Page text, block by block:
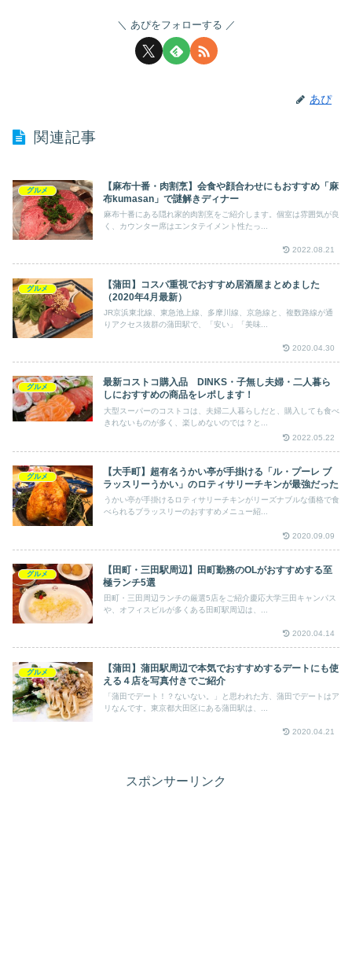
あぴをフォローする
あぴ
関連記事
グルメ
【麻布十番・肉割烹】会食や顔合わせにもおすすめ「麻
布kumasan」で謎解きディナー
麻布十番にある隠れ家的肉割烹をご紹介します。個室は雰囲気が良
く、カウンター席はエンタテイメント性たっ...
2022.08.21
グルメ
【蒲田】コスパ重視でおすすめ居酒屋まとめました
（2020年4月最新）
JR京浜東北線、東急池上線、多摩川線、京急線と、複数路線が通
りアクセス抜群の蒲田駅で、「安い」「美味...
2020.04.30
グルメ
最新コストコ購入品 DINKS・子無し夫婦・二人暮ら
しにおすすめの商品をレポします！
大型スーパーのコストコは、夫婦二人暮らしだと、購入しても食べ
きれないものが多く、楽しめないのでは？と...
2022.05.22
グルメ
【大手町】超有名うかい亭が手掛ける「ル・プーレ ブ
ラッスリーうかい」のロティサリーチキンが最強だった
うかい亭が手掛けるロティサリーチキンがリーズナブルな価格で食
べられるブラッスリーのおすすめメニュー紹...
2020.09.09
グルメ
【田町・三田駅周辺】田町勤務のOLがおすすめする至
極ランチ5選
田町・三田周辺ランチの厳選5店をご紹介慶応大学三田キャンパス
や、オフィスビルが多くある田町駅周辺は、...
2020.04.14
グルメ
【蒲田】蒲田駅周辺で本気でおすすめするデートにも使
える４店を写真付きでご紹介
「蒲田でデート！？ないない。」と思われた方、蒲田でデートはア
リなんです。東京都大田区にある蒲田駅は、...
2020.04.21
スポンサーリンク